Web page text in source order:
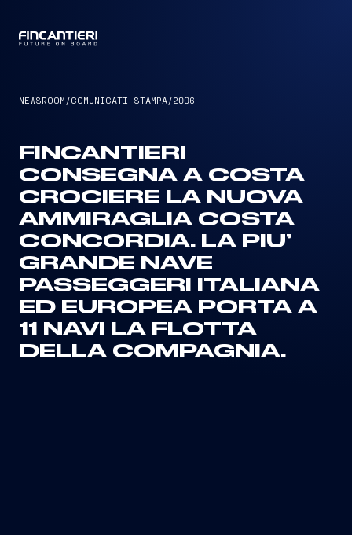
NEWSROOM /COMUNICATI STAMPA/2006
FINCANTIERI
CONSEGNA A COSTA
CROCIERE LA NUOVA
AMMIRAGLIA COSTA
CONCORDIA. LA PIU’
GRANDE NAVE
PASSEGGERI ITALIANA
ED EUROPEA PORTA A
11 NAVI LA FLOTTA
DELLA COMPAGNIA.